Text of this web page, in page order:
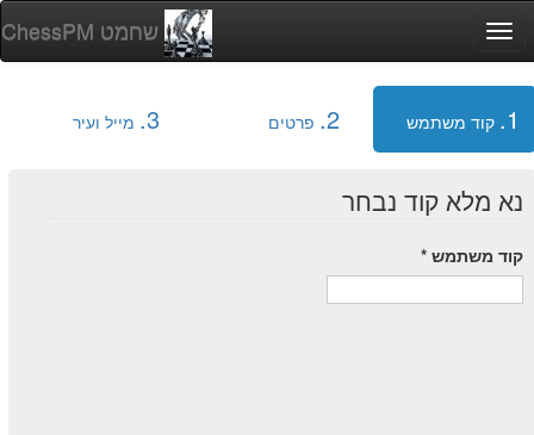
1. קוד משתמש 2. פרטים 3. מייל ועיר
נא מלא קוד נבחר
קוד משתמש *